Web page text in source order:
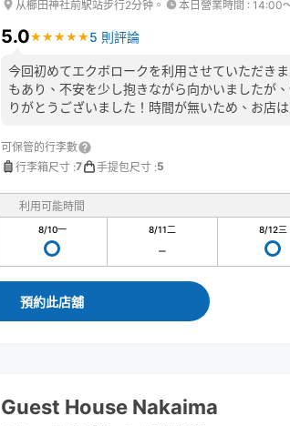
从櫛田神社前駅站步行2分钟。 本日營業時間 : 14:00
5.0★ ★ ★ ★ ★
★ ★ ★ ★ ★ 5 則評論
今回初めてエクボロークを利用させていただき
もあり、不安を少し抱きながら向かいましたが
りがとうございました！時間が無いため、お店
可保管的行李數
行李箱尺寸 :7 手提包尺寸 :5
利用可能時間
8/10一 8/11二 8/12三
預約此店舖
Guest House Nakaima